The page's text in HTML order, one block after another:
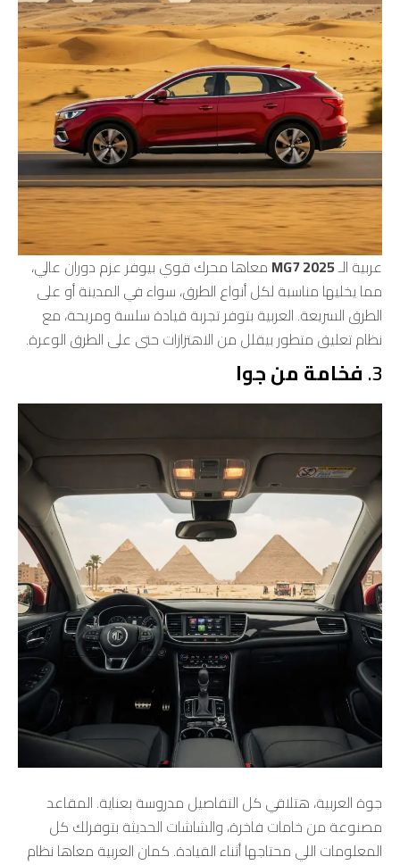
عربية الـMG7 2025 معاها محرك قوي بيوفر عزم دوران عالي،
مما يخليها مناسبة لكل أنواع الطرق، سواء في المدينة أو على
الطرق السريعة. العربية بتوفر تجربة قيادة سلسة ومريحة، مع
نظام تعليق متطور بيقلل من الاهتزازات حتى على الطرق الوعرة.
3. فخامة من جوا
جوة العربية، هتلاقي كل التفاصيل مدروسة بعناية. المقاعد
مصنوعة من خامات فاخرة، والشاشات الحديثة بتوفرلك كل
المعلومات اللي محتاجها أثناء القيادة. كمان العربية معاها نظام